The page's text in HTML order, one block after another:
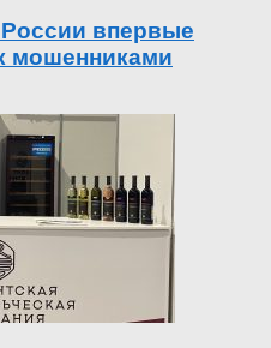
впервые
мошенниками